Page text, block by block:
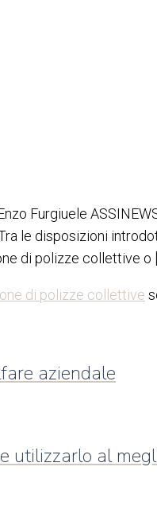
Furgiuele
le disposizioni
di polizze collettive o
di polizze collettive
aziendale
utilizzarlo al